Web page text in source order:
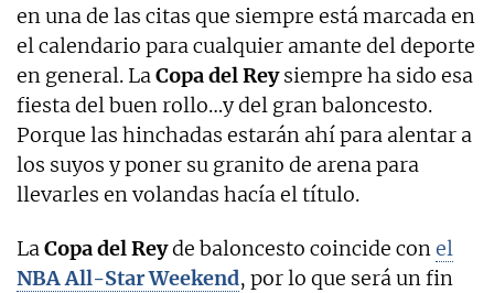
en una de las citas que siempre está marcada en
el calendario para cualquier amante del deporte
en general. LaCopa del Reysiempre ha sido esa
fiesta del buen rollo…y del gran baloncesto.
Porque las hinchadas estarán ahí para alentar a
los suyos y poner su granito de arena para
llevarles en volandas hacía el título.
LaCopa del Reyde baloncesto coincide conel
NBA All-Star Weekend, por lo que será un fin